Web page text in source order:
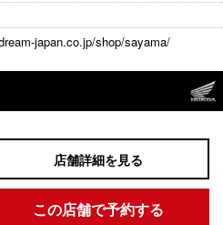
japan.co.jp/shop/sayama/
店舗詳細を見る
この店舗で予約する